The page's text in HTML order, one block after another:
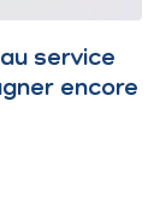
service
encore